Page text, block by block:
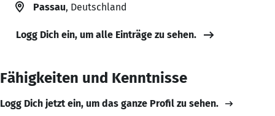
Passau, Deutschland
Logg Dich ein, um alle Einträge zu sehen.
Fähigkeiten und Kenntnisse
Logg Dich jetzt ein, um das ganze Profil zu sehen.